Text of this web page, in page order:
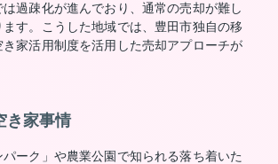
過疎化が進んでおり、通常の売却が難し
す。こうした地域では、豊田市独自の移
家活用制度を活用した売却アプローチが
き家事情
ーク」や農業公園で知られる落ち着いた